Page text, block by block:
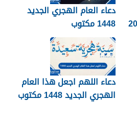
دعاء العام الهجري الجديد
1448 مكتوب
دعاء اللهم اجعل هذا العام
الهجري الجديد 1448 مكتوب